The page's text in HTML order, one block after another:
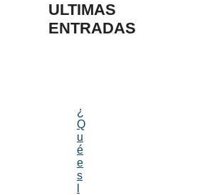
ULTIMAS
ENTRADAS
¿
Q
u
é
e
s